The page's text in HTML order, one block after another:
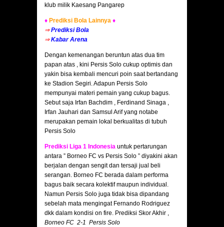
klub milik Kaesang Pangarep
♦ Prediksi Bola Lainnya ♦
⇒ Prediksi Bola
⇒ Kabar Arena
Dengan kemenangan beruntun atas dua tim
papan atas , kini Persis Solo cukup optimis dan
yakin bisa kembali mencuri poin saat bertandang
ke Stadion Segiri. Adapun Persis Solo
mempunyai materi pemain yang cukup bagus.
Sebut saja Irfan Bachdim , Ferdinand Sinaga ,
Irfan Jauhari dan Samsul Arif yang notabe
merupakan pemain lokal berkualitas di tubuh
Persis Solo
Prediksi Liga 1 Indonesia untuk pertarungan
antara ” Borneo FC vs Persis Solo ” diyakini akan
berjalan dengan sengit dan tersaji jual beli
serangan. Borneo FC berada dalam performa
bagus baik secara kolektif maupun individual.
Namun Persis Solo juga tidak bisa dipandang
sebelah mata mengingat Fernando Rodriguez
dkk dalam kondisi on fire. Prediksi Skor Akhir ,
Borneo FC 2-1 Persis Solo